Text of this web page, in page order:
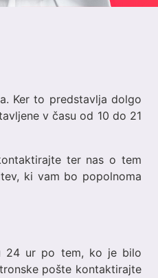
Ker to predstavlja dolgo
v času od 10 do 21
ter nas o tem
ki vam bo popolnoma
24 ur po tem, ko je bilo
pošte kontaktirajte